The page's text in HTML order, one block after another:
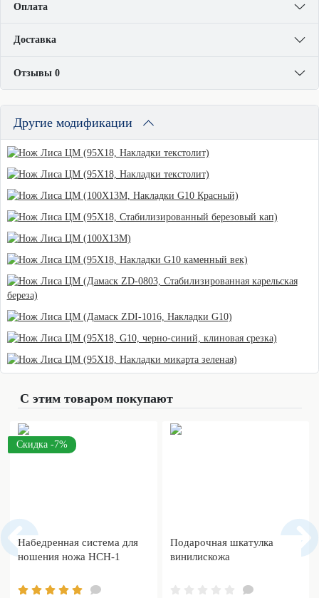
Оплата
Доставка
Отзывы 0
Другие модификации
С этим товаром покупают
Скидка -7%
Набедренная система для
ношения ножа НСН-1
Подарочная шкатулка
винилискожа